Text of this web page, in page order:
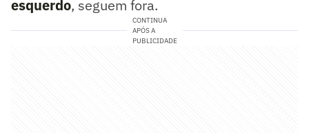
esquerdo, seguem fora.
CONTINUA
APÓS A
PUBLICIDADE